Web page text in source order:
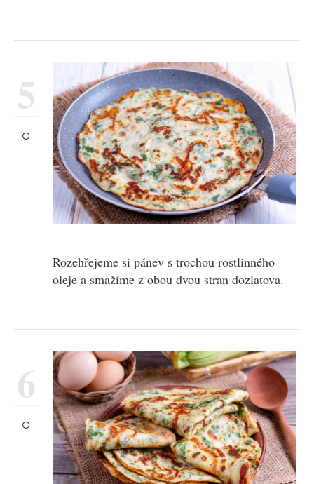
5
Rozehřejeme si pánev s trochou rostlinného
oleje a smažíme z obou dvou stran dozlatova.
6